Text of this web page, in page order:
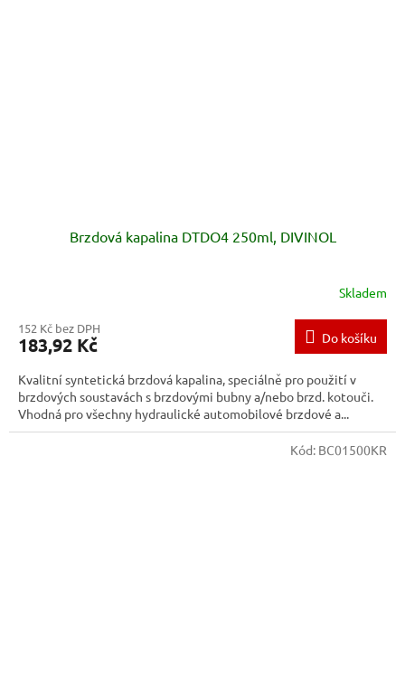
Brzdová kapalina DTDO4 250ml, DIVINOL
Skladem
152 Kč bez DPH
183,92 Kč Do košíku
Kvalitní syntetická brzdová kapalina, speciálně pro použití v
brzdových soustavách s brzdovými bubny a/nebo brzd. kotouči.
Vhodná pro všechny hydraulické automobilové brzdové a...
Kód: BC01500KR